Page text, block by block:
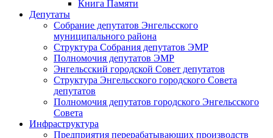
Книга Памяти
Депутаты
Собрание депутатов Энгельсского
муниципального района
Структура Собрания депутатов ЭМР
Полномочия депутатов ЭМР
Энгельсский городской Совет депутатов
Структура Энгельсского городского Совета
депутатов
Полномочия депутатов городского Энгельсского
Совета
Инфраструктура
Предприятия перерабатывающих производств